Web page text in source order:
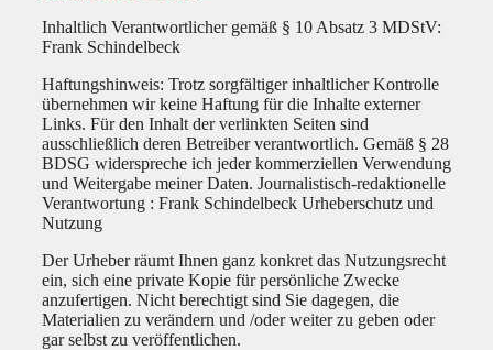
Inhaltlich Verantwortlicher gemäß § 10 Absatz 3 MDStV:
Frank Schindelbeck
Haftungshinweis: Trotz sorgfältiger inhaltlicher Kontrolle
übernehmen wir keine Haftung für die Inhalte externer
Links. Für den Inhalt der verlinkten Seiten sind
ausschließlich deren Betreiber verantwortlich. Gemäß § 28
BDSG widerspreche ich jeder kommerziellen Verwendung
und Weitergabe meiner Daten. Journalistisch-redaktionelle
Verantwortung : Frank Schindelbeck Urheberschutz und
Nutzung
Der Urheber räumt Ihnen ganz konkret das Nutzungsrecht
ein, sich eine private Kopie für persönliche Zwecke
anzufertigen. Nicht berechtigt sind Sie dagegen, die
Materialien zu verändern und /oder weiter zu geben oder
gar selbst zu veröffentlichen.